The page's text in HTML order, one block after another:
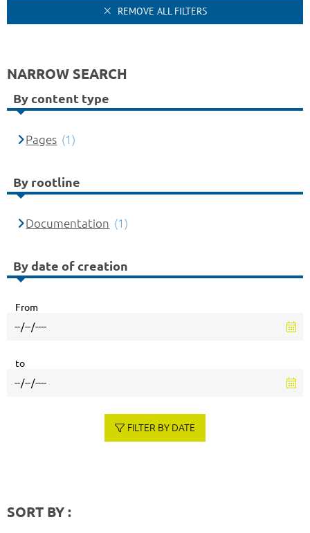
REMOVE ALL FILTERS
NARROW SEARCH
By content type
Pages (1)
By rootline
Documentation (1)
By date of creation
From
to
FILTER BY DATE
SORT BY :